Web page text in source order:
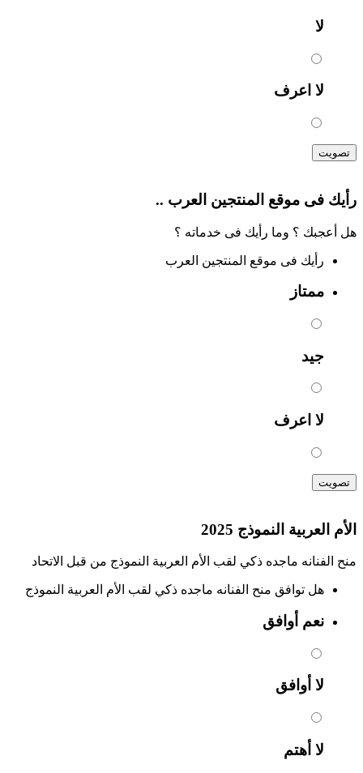
لا
لا اعرف
تصويت
رأيك فى موقع المنتجين العرب ..
هل أعجبك ؟ وما رأيك فى خدماته ؟
رأيك فى موقع المنتجين العرب
ممتاز
جيد
لا اعرف
تصويت
الأم العربية النموذج 2025
منح الفنانه ماجده ذكي لقب الأم العربية النموذج من قبل الاتحاد
هل توافق منح الفنانه ماجده ذكي لقب الأم العربية النموذج
نعم أوافق
لا أوافق
لا أهتم